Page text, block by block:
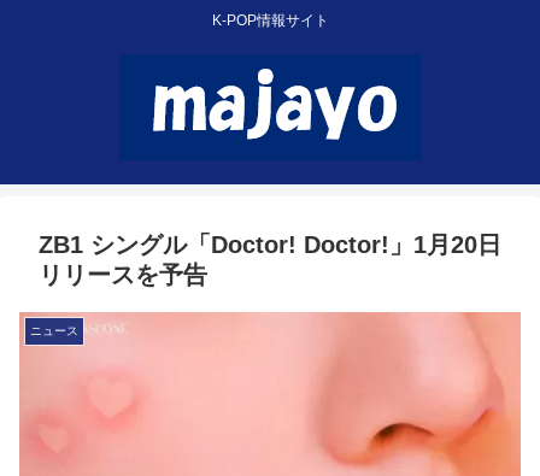
K-POP情報サイト
ZB1 シングル「Doctor! Doctor!」1月20日
リリースを予告
ニュース